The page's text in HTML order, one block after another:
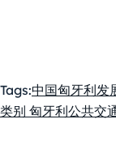
Tags:中国匈牙利发
类别 匈牙利公共交